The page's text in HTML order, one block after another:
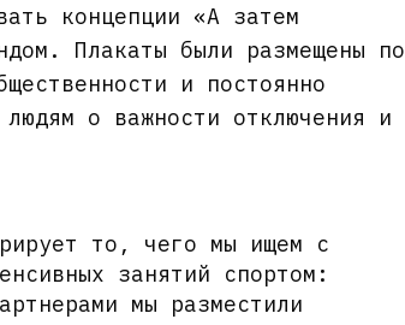
концепции «А затем
Плакаты были размещены по
и постоянно
о важности отключения и
то, чего мы ищем с
занятий спортом:
мы разместили